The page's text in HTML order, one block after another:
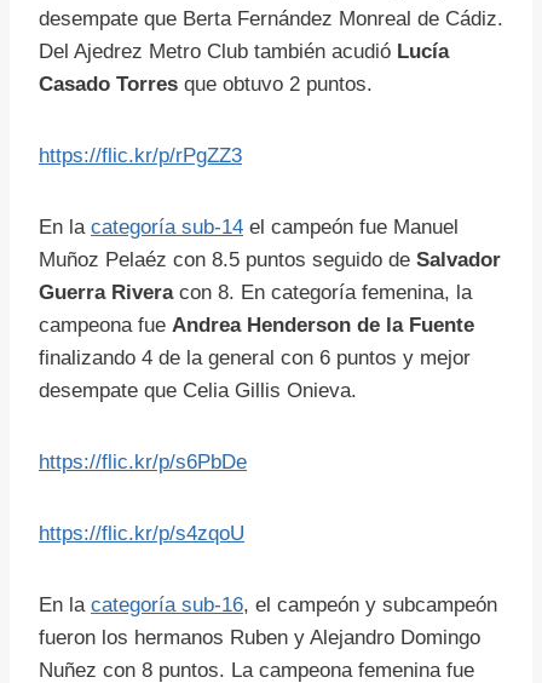
desempate que Berta Fernández Monreal de Cádiz.
Del Ajedrez Metro Club también acudió Lucía
Casado Torres que obtuvo 2 puntos.
https://flic.kr/p/rPgZZ3
En la categoría sub-14 el campeón fue Manuel
Muñoz Pelaéz con 8.5 puntos seguido de Salvador
Guerra Riveracon 8. En categoría femenina, la
campeona fue Andrea Henderson de la Fuente
finalizando 4 de la general con 6 puntos y mejor
desempate que Celia Gillis Onieva.
https://flic.kr/p/s6PbDe
https://flic.kr/p/s4zqoU
En la categoría sub-16, el campeón y subcampeón
fueron los hermanos Ruben y Alejandro Domingo
Nuñez con 8 puntos. La campeona femenina fue